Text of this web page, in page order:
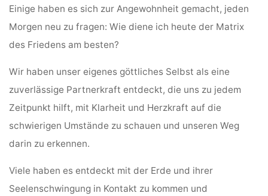
Einige haben es sich zur Angewohnheit gemacht, jeden
Morgen neu zu fragen: Wie diene ich heute der Matrix
des Friedens am besten?
Wir haben unser eigenes göttliches Selbst als eine
zuverlässige Partnerkraft entdeckt, die uns zu jedem
Zeitpunkt hilft, mit Klarheit und Herzkraft auf die
schwierigen Umstände zu schauen und unseren Weg
darin zu erkennen.
Viele haben es entdeckt mit der Erde und ihrer
Seelenschwingung in Kontakt zu kommen und